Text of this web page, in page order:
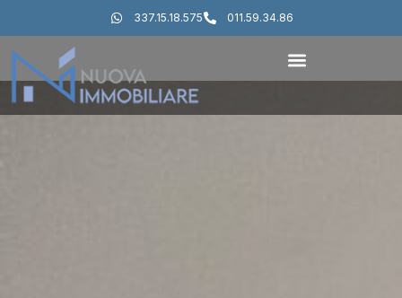
337.15.18.575 011.59.34.86